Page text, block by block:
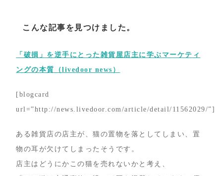
こんな記事を見つけました。
「破損」を逆手にとった雑貨屋店主に学ぶマーケティ
ングの本質（livedoor news）
[blogcard
url=”http://news.livedoor.com/article/detail/11562029/”]
ある雑貨店の店主が、猫の置物を落としてしまい、置
物の耳が欠けてしまったそうです。
店主はどうにかこの猫を売れないかと考え、